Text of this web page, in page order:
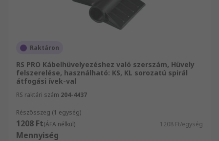
Raktáron
RS PRO Kábelhüvelyezéshez való szerszám, Hüvely
felszerelése, használható: KS, KL sorozatú spirál
átfogási ívek-val
RS raktári szám 204-4437
Részösszeg (1 egység)
1208 Ft(ÁFA nélkül) 1208 Ft/egység
Mennyiség